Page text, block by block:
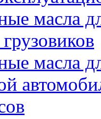
масла
масла